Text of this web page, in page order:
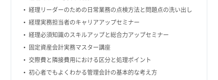
経理リーダーのための日常業務の点検方法と問題点の洗い出し
経理実務担当者のキャリアアップセミナー
経理必須知識のスキルアップと総合力アップセミナー
固定資産会計実務マスター講座
交際費と隣接費用における区分と処理ポイント
初心者でもよくわかる管理会計の基本的な考え方